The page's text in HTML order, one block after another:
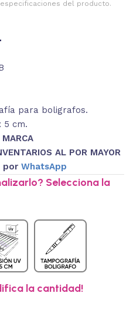
del producto.
para boligrafos.
5 cm.
AL POR MAYOR
por WhatsApp
Selecciona la
la cantidad!